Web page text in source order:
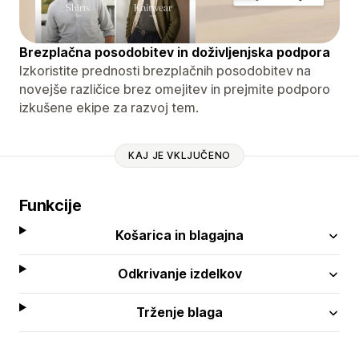
Brezplačna posodobitev in doživljenjska podpora
Izkoristite prednosti brezplačnih posodobitev na
novejše različice brez omejitev in prejmite podporo
izkušene ekipe za razvoj tem.
KAJ JE VKLJUČENO
Funkcije
Košarica in blagajna
Odkrivanje izdelkov
Trženje blaga